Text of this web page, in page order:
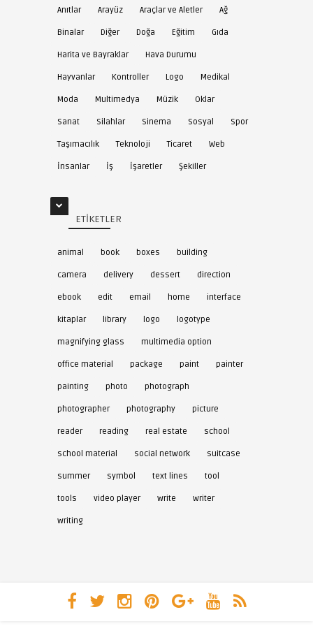
Anıtlar Arayüz Araçlar ve Aletler Ağ
Binalar Diğer Doğa Eğitim Gıda
Harita ve Bayraklar Hava Durumu
Hayvanlar Kontroller Logo Medikal
Moda Multimedya Müzik Oklar
Sanat Silahlar Sinema Sosyal Spor
Taşımacılık Teknoloji Ticaret Web
İnsanlar İş İşaretler Şekiller
ETIKETLER
animal book boxes building
camera delivery dessert direction
ebook edit email home interface
kitaplar library logo logotype
magnifying glass multimedia option
office material package paint painter
painting photo photograph
photographer photography picture
reader reading real estate school
school material social network suitcase
summer symbol text lines tool
tools video player write writer
writing